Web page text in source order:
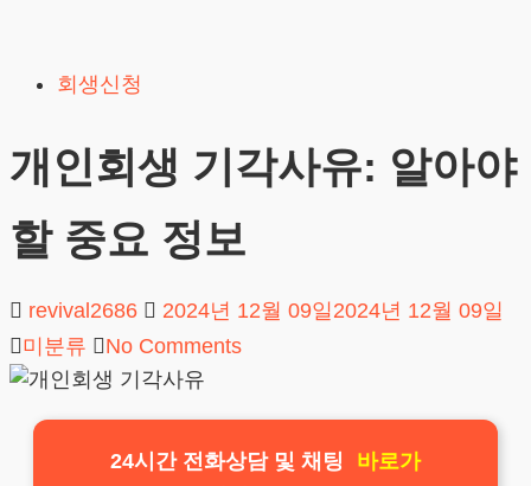
content
회생신청
개인회생 기각사유: 알아야
할 중요 정보
revival2686 2024년 12월 09일 2024년 12월 09일
미분류
No Comments
24시간 전화상담 및 채팅
바로가